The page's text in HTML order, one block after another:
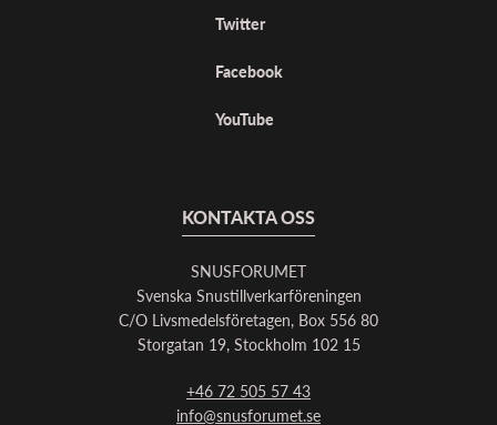
Twitter
Facebook
YouTube
KONTAKTA OSS
SNUSFORUMET
Svenska Snustillverkarföreningen
C/O Livsmedelsföretagen, Box 556 80
Storgatan 19, Stockholm 102 15
+46 72 505 57 43
info@snusforumet.se